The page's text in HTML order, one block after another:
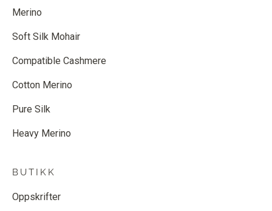
Merino
Soft Silk Mohair
Compatible Cashmere
Cotton Merino
Pure Silk
Heavy Merino
BUTIKK
Oppskrifter